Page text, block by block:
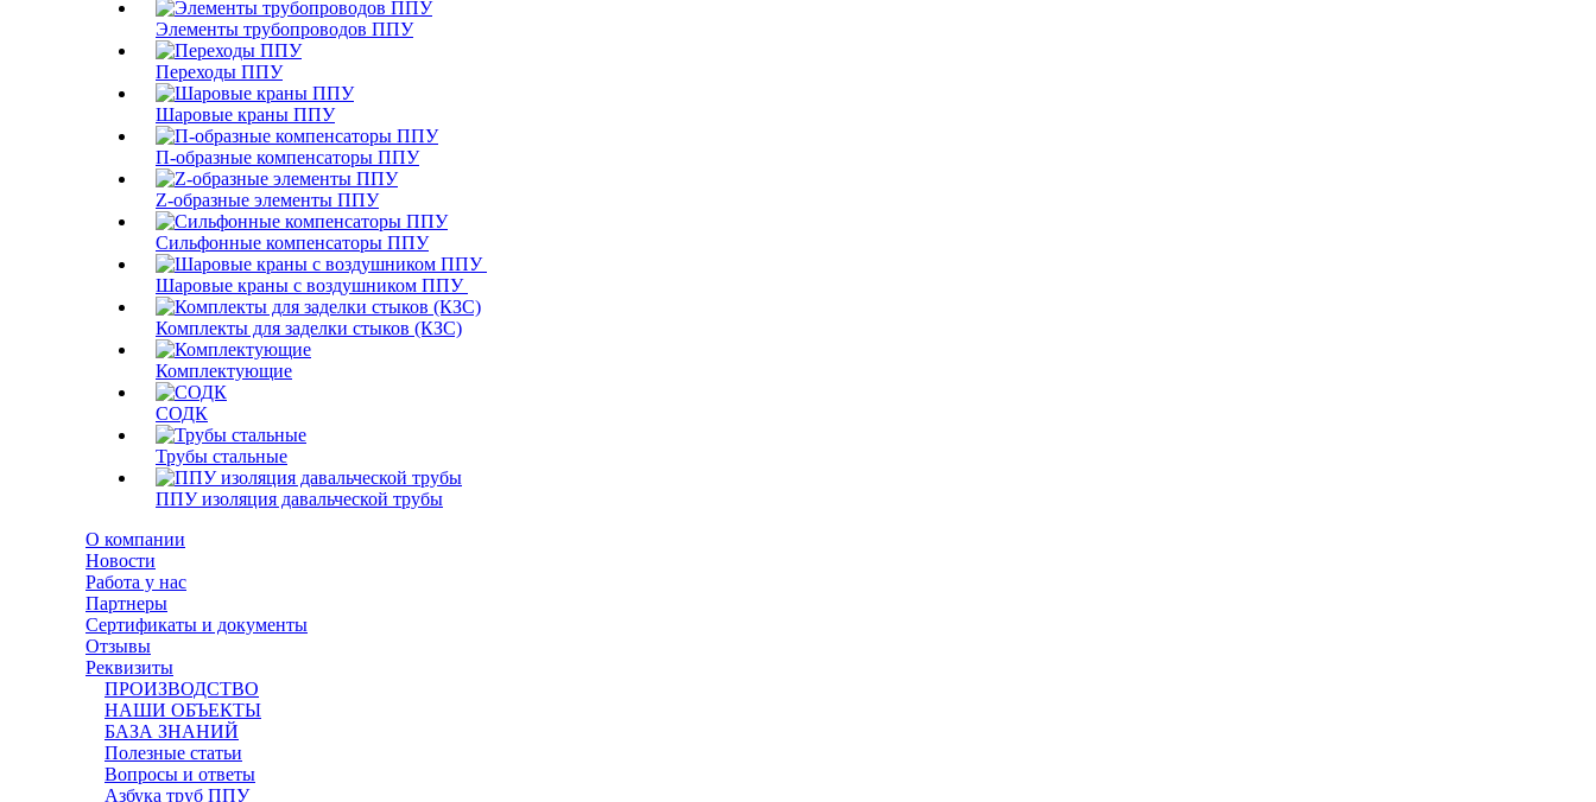
Элементы трубопроводов ППУ
Переходы ППУ
Шаровые краны ППУ
П-образные компенсаторы ППУ
Z-образные элементы ППУ
Сильфонные компенсаторы ППУ
Шаровые краны с воздушником ППУ
Комплекты для заделки стыков (КЗС)
Комплектующие
СОДК
Трубы стальные
ППУ изоляция давальческой трубы
О компании
Новости
Работа у нас
Партнеры
Сертификаты и документы
Отзывы
Реквизиты
ПРОИЗВОДСТВО
НАШИ ОБЪЕКТЫ
БАЗА ЗНАНИЙ
Полезные статьи
Вопросы и ответы
Азбука труб ППУ